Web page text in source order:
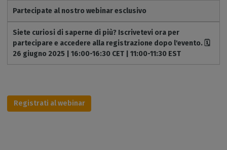
Partecipate al nostro webinar esclusivo
Siete curiosi di saperne di più? Iscrivetevi ora per
partecipare e accedere alla registrazione dopo l'evento. 🗓️
26 giugno 2025 | 16:00-16:30 CET | 11:00-11:30 EST
Registrati al webinar